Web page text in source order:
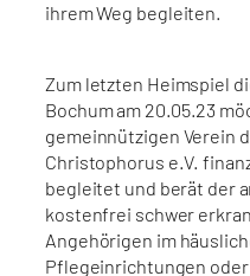
ihrem Weg begleiten.
Zum letzten Heimspiel
Bochum am 20.05.23
gemeinnützigen Verein
Christophorus e.V.
begleitet und berät der
kostenfrei schwer
Angehörigen im
Pflegeinrichtungen oder